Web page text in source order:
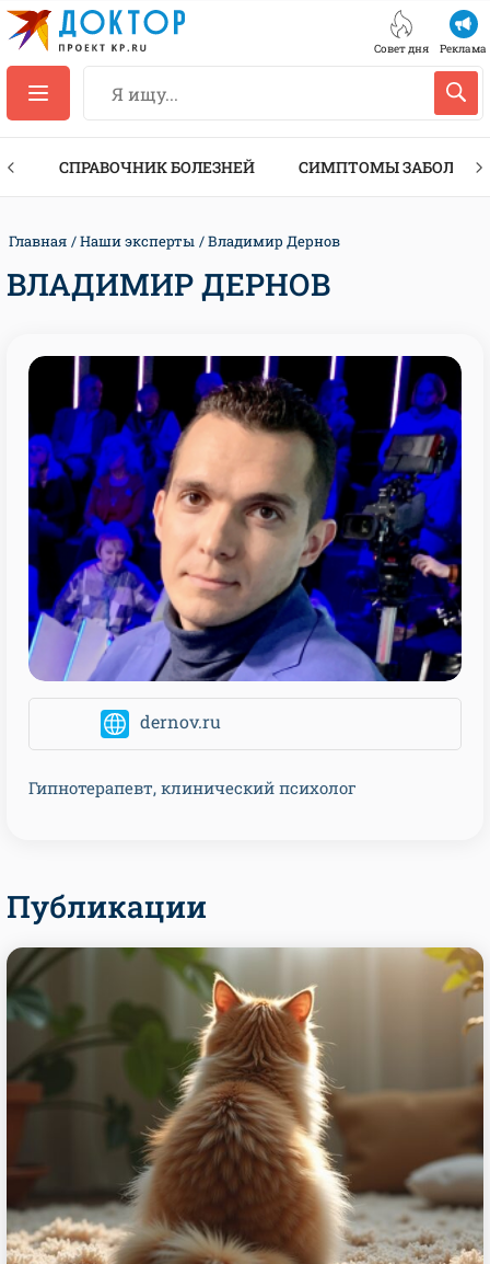
Совет дня Реклама
СПРАВОЧНИК БОЛЕЗНЕЙ СИМПТОМЫ
Главная Наши эксперты Владимир Дернов
ВЛАДИМИР ДЕРНОВ
dernov.ru
Гипнотерапевт, клинический психолог
Публикации